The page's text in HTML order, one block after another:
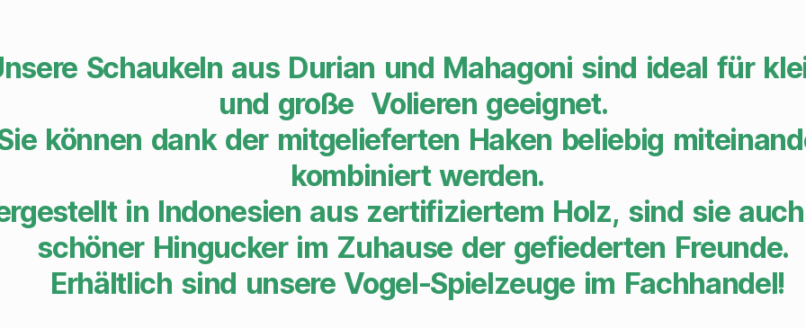
Schaukeln aus Durian und Mahagoni sind ideal für
und große Volieren geeignet.
können dank der mitgelieferten Haken beliebig
kombiniert werden.
in Indonesien aus zertifiziertem Holz, sind sie
schöner Hingucker im Zuhause der gefiederten Freunde.
Erhältlich sind unsere Vogel-Spielzeuge im Fachhandel!